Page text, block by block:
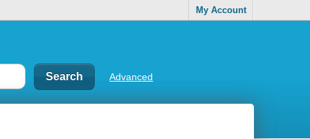
My Account
Advanced